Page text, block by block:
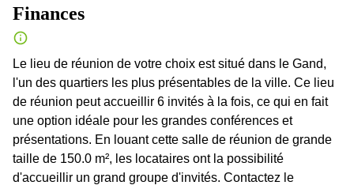
Finances
Le lieu de réunion de votre choix est situé dans le Gand,
l'un des quartiers les plus présentables de la ville. Ce lieu
de réunion peut accueillir 6 invités à la fois, ce qui en fait
une option idéale pour les grandes conférences et
présentations. En louant cette salle de réunion de grande
taille de 150.0 m², les locataires ont la possibilité
d'accueillir un grand groupe d'invités. Contactez le